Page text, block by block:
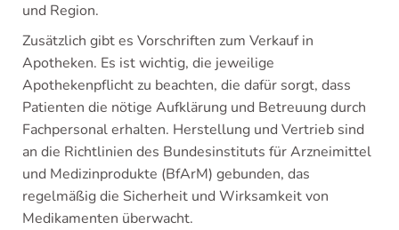
und Region.
Zusätzlich gibt es Vorschriften zum Verkauf in
Apotheken. Es ist wichtig, die jeweilige
Apothekenpflicht zu beachten, die dafür sorgt, dass
Patienten die nötige Aufklärung und Betreuung durch
Fachpersonal erhalten. Herstellung und Vertrieb sind
an die Richtlinien des Bundesinstituts für Arzneimittel
und Medizinprodukte (BfArM) gebunden, das
regelmäßig die Sicherheit und Wirksamkeit von
Medikamenten überwacht.